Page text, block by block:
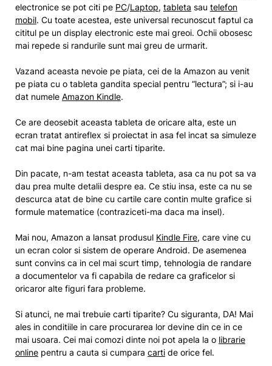
electronice se pot citi pe PC/Laptop, tableta sau telefon
mobil. Cu toate acestea, este universal recunoscut faptul ca
cititul pe un display electronic este mai greoi. Ochii obosesc
mai repede si randurile sunt mai greu de urmarit.
Vazand aceasta nevoie pe piata, cei de la Amazon au venit
pe piata cu o tableta gandita special pentru “lectura”; si i-au
dat numele Amazon Kindle.
Ce are deosebit aceasta tableta de oricare alta, este un
ecran tratat antireflex si proiectat in asa fel incat sa simuleze
cat mai bine pagina unei carti tiparite.
Din pacate, n-am testat aceasta tableta, asa ca nu pot sa va
dau prea multe detalii despre ea. Ce stiu insa, este ca nu se
descurca atat de bine cu cartile care contin multe grafice si
formule matematice (contraziceti-ma daca ma insel).
Mai nou, Amazon a lansat produsul Kindle Fire, care vine cu
un ecran color si sistem de operare Android. De asemenea
sunt convins ca in cel mai scurt timp, tehnologia de randare
a documentelor va fi capabila de redare ca graficelor si
oricaror alte figuri fara probleme.
Si atunci, ne mai trebuie carti tiparite? Cu siguranta, DA! Mai
ales in conditiile in care procurarea lor devine din ce in ce
mai usoara. Cei mai comozi dinte noi pot apela la o librarie
online pentru a cauta si cumpara carti de orice fel.